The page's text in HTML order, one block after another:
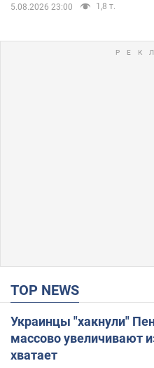
5.08.2026 23:00 1,8 т.
TOP NEWS
Украинцы "хакнули"
массово увеличивают
хватает